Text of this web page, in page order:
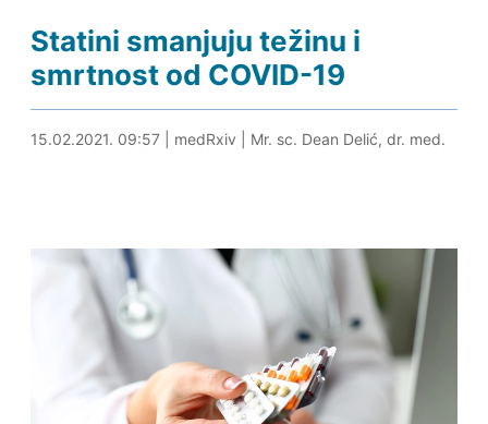
Statini smanjuju težinu i
smrtnost od COVID-19
15.02.2021. 10:14
15.02.2021. 09:57| medRxiv Mr. sc. Dean Delić, dr. med.